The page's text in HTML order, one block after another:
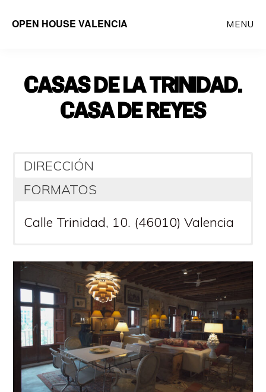
OPEN HOUSE VALENCIA MENU
CASAS DE LA TRINIDAD:
CASA DE REYES
DIRECCIÓN
FORMATOS
Calle Trinidad, 10. (46010) Valencia
VIRTUAL: SÍ